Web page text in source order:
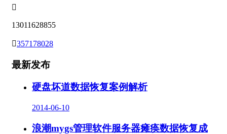

13011628855
357178028
最新发布
硬盘坏道数据恢复案例解析
2014-06-10
浪潮mygs管理软件服务器瘫痪数据恢复成